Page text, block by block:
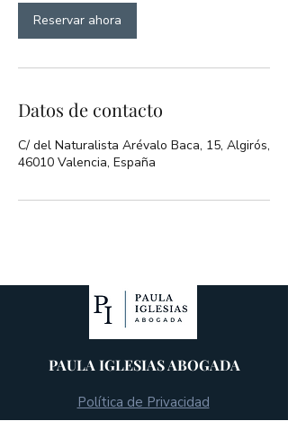
Reservar ahora
Datos de contacto
C/ del Naturalista Arévalo Baca, 15, Algirós,
46010 Valencia, España
PAULA IGLESIAS ABOGADA
Política de Privacidad